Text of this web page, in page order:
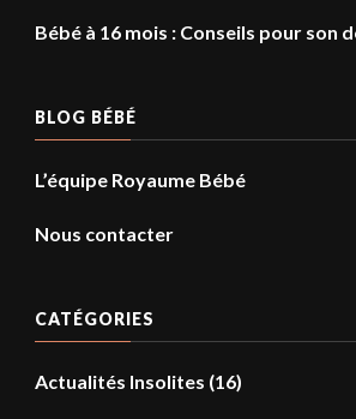
Bébé à 16 mois : Conseils pour son
BLOG BÉBÉ
L’équipe Royaume Bébé
Nous contacter
CATÉGORIES
Actualités Insolites (16)